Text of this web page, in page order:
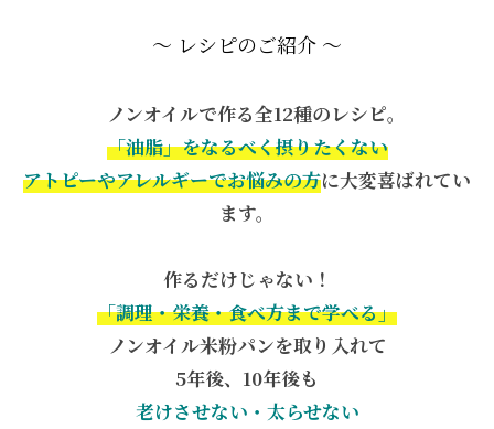
～ レシピのご紹介 ～
ノンオイルで作る全12種のレシピ。
「油脂」をなるべく摂りたくない
アトピーやアレルギーでお悩みの方に大変喜ばれてい
ます。
作るだけじゃない！
「調理・栄養・食べ方まで学べる」
ノンオイル米粉パンを取り入れて
5年後、10年後も
老けさせない・太らせない